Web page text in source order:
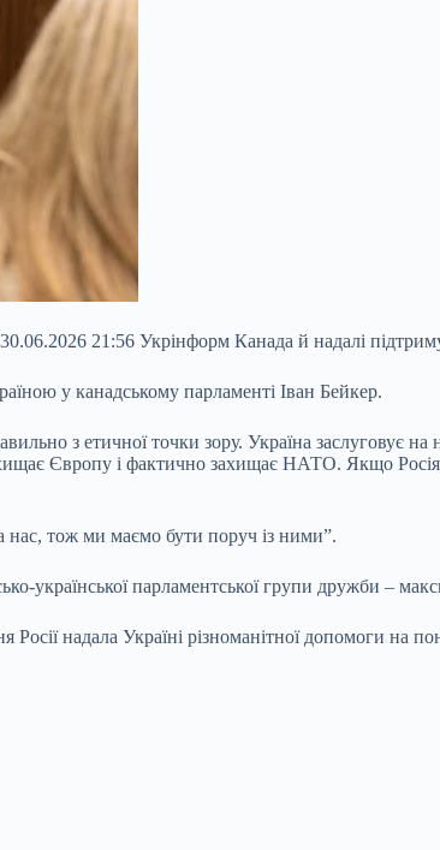
21:56 Укрінформ Канада й надалі
у канадському парламенті Іван Бейкер.
з етичної точки зору. Україна заслуговує
Європу і фактично захищає НАТО. Якщо
нас, тож ми маємо бути поруч із ними”.
української парламентської групи дружби –
надала Україні різноманітної допомоги на